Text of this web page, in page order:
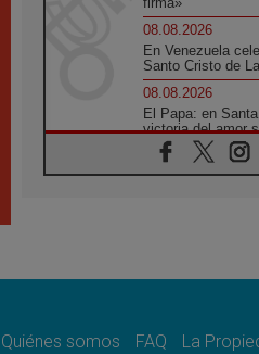
08.08.2026
En Venezuela
Santo Cristo de
08.08.2026
El Papa: en
victoria del amor
08.08.2026
León XIV visitará
07.08.2026
07.08.2026
Quiénes somos FAQ La